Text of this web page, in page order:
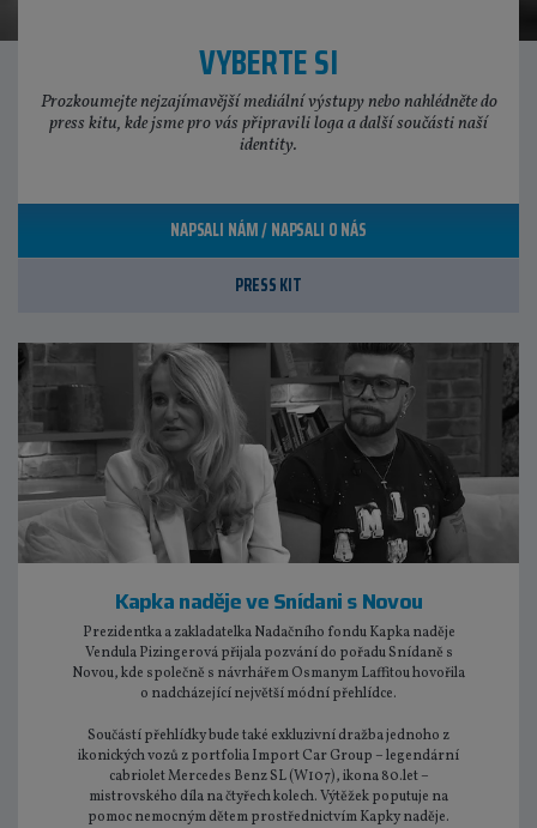
VYBERTE SI
Prozkoumejte nejzajímavější mediální výstupy nebo nahlédněte do
press kitu, kde jsme pro vás připravili loga a další součásti naší
identity.
NAPSALI NÁM / NAPSALI O NÁS
PRESS KIT
Kapka naděje ve Snídani s Novou
Prezidentka a zakladatelka Nadačního fondu Kapka naděje
Vendula Pizingerová přijala pozvání do pořadu Snídaně s
Novou, kde společně s návrhářem Osmanym Laffitou hovořila
o nadcházející největší módní přehlídce.
Součástí přehlídky bude také exkluzivní dražba jednoho z
ikonických vozů z portfolia Import Car Group – legendární
cabriolet Mercedes Benz SL (W107), ikona 80.let –
mistrovského díla na čtyřech kolech. Výtěžek poputuje na
pomoc nemocným dětem prostřednictvím Kapky naděje.